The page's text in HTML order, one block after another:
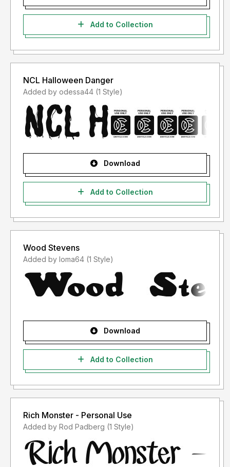
DILARANG KERAS menggunakan atau memanfaatkan font
ini untuk keperluan komersial, termasuk iklan, promosi,
siaran televisi, film, video, motion graphics, YouTube,
dengan tujuan menghasilkan profit atau keuntungan.
Penggunaan font tanpa izin lisensi atau melanggar
ketentuan penggunaan font kami akan dikenakan biaya
sesuai lisensi perusahaan (National/Worldwide Corporate
License) dan dapat ditindak lanjuti melalui jalur hukum
berdasarkan Undang-Undang Nomor 28 Tahun 2014
tentang Hak Cipta. Konten dan kekayaan intelektual Din
Studio dilindungi oleh negara dan pelanggaran akan ditindak
lanjuti oleh tim legal dari Perkumpulan Desainer Huruf
Add to Collection
NCL Halloween Danger
Added by odessa44 (1 Style)
Download
Add to Collection
Wood Stevens
Added by loma64 (1 Style)
Download
Add to Collection
Rich Monster - Personal Use
Added by Rod Padberg (1 Style)